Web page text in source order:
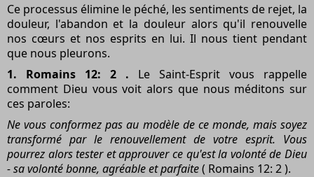
Ce processus élimine le péché, les sentiments de rejet, la
douleur, l'abandon et la douleur alors qu'il renouvelle
nos cœurs et nos esprits en lui. Il nous tient pendant
que nous pleurons.
1. Romains 12: 2 . Le Saint-Esprit vous rappelle
comment Dieu vous voit alors que nous méditons sur
ces paroles:
Ne vous conformez pas au modèle de ce monde, mais soyez
transformé par le renouvellement de votre esprit. Vous
pourrez alors tester et approuver ce qu'est la volonté de Dieu
- sa volonté bonne, agréable et parfaite( Romains 12: 2 ).